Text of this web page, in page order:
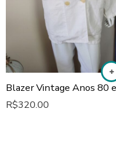
R$320.00